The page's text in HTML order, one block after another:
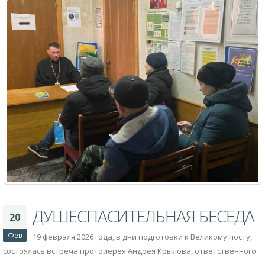
20
Фев
ДУШЕСПАСИТЕЛЬНАЯ БЕСЕДА
19 февраля 2026 года, в дни подготовки к Великому посту,
состоялась встреча протоиерея Андрея Крылова, ответственного